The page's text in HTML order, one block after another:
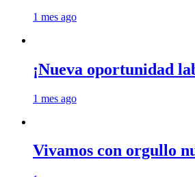
1 mes ago
¡Nueva oportunidad
1 mes ago
Vivamos con orgullo